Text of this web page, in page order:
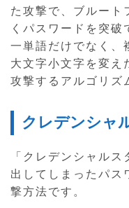
た攻撃で、ブルート
くパスワードを突破
一単語だけでなく、
大文字小文字を変え
攻撃するアルゴリズ
クレデンシャ
「クレデンシャル
出してしまったパス
撃方法です。